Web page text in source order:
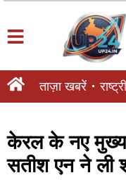
ताज़ा खबरें
केरल के नए मुख्य
सतीश एन ने ली